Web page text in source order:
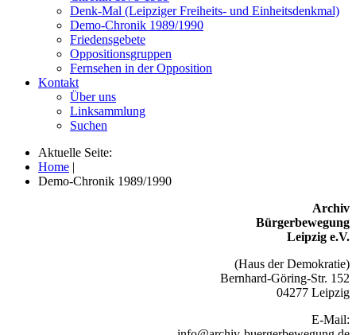
Denk-Mal (Leipziger Freiheits- und Einheitsdenkmal)
Demo-Chronik 1989/1990
Friedensgebete
Oppositionsgruppen
Fernsehen in der Opposition
Kontakt
Über uns
Linksammlung
Suchen
Aktuelle Seite:
Home |
Demo-Chronik 1989/1990
Archiv
Bürgerbewegung
Leipzig e.V.
(Haus der Demokratie)
Bernhard-Göring-Str. 152
04277 Leipzig
E-Mail: